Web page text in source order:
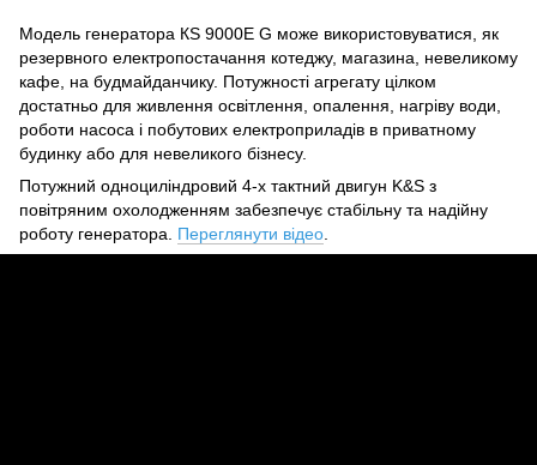
Модель генератора КS 9000E G може використовуватися, як
резервного електропостачання котеджу, магазина, невеликому
кафе, на будмайданчику. Потужності агрегату цілком
достатньо для живлення освітлення, опалення, нагріву води,
роботи насоса і побутових електроприладів в приватному
будинку або для невеликого бізнесу.
Потужний одноциліндровий 4-х тактний двигун K&S з
повітряним охолодженням забезпечує стабільну та надійну
роботу генератора. Переглянути відео